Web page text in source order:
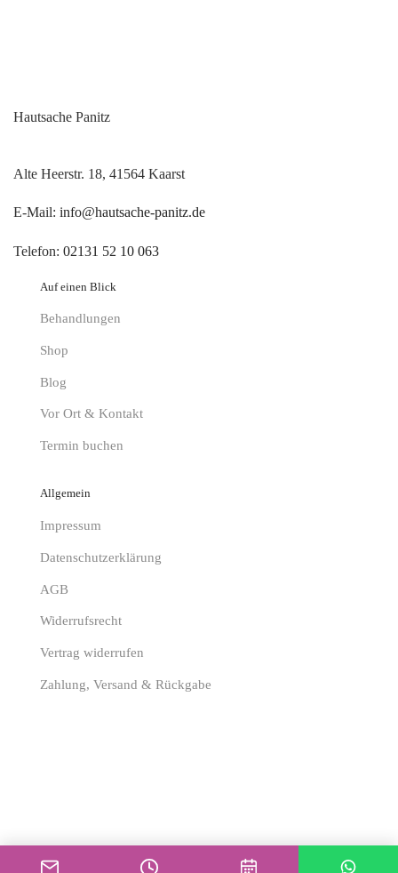
Hautsache Panitz
Alte Heerstr. 18, 41564 Kaarst
E-Mail: info@hautsache-panitz.de
Telefon: 02131 52 10 063
Auf einen Blick
Behandlungen
Shop
Blog
Vor Ort & Kontakt
Termin buchen
Allgemein
Impressum
Datenschutzerklärung
AGB
Widerrufsrecht
Vertrag widerrufen
Zahlung, Versand & Rückgabe